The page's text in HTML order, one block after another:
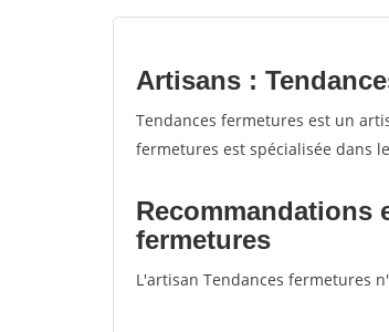
Artisans :
Tendances fermetures est un
fermetures est spécialisée dans
Recommandations
fermetures
L'artisan Tendances fermetures